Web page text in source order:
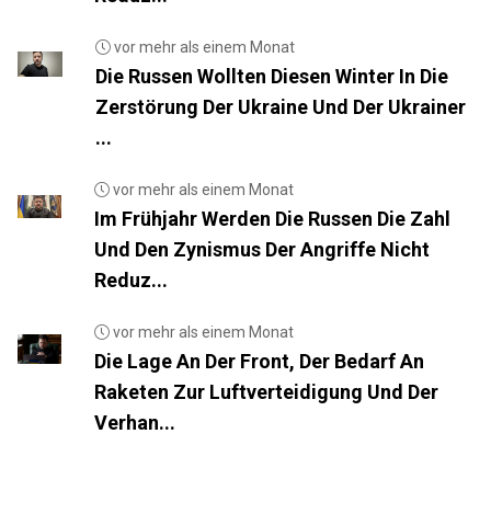
vor mehr als einem Monat
Die Russen Wollten Diesen Winter In Die
Zerstörung Der Ukraine Und Der Ukrainer
...
vor mehr als einem Monat
Im Frühjahr Werden Die Russen Die Zahl
Und Den Zynismus Der Angriffe Nicht
Reduz...
vor mehr als einem Monat
Die Lage An Der Front, Der Bedarf An
Raketen Zur Luftverteidigung Und Der
Verhan...